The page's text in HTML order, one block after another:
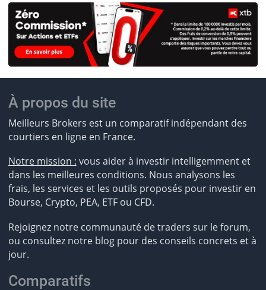
À propos du site
Meilleurs Brokers est un comparatif indépendant des
courtiers en ligne en France.
Notre mission : vous aider à investir intelligemment et
dans les meilleures conditions. Nous analysons les
frais, les services et les outils proposés pour investir en
Bourse, Crypto, PEA, ETF ou CFD.
Rejoignez notre communauté de traders sur le forum,
ou consultez notre blog pour des conseils concrets et à
jour.
Comparatifs